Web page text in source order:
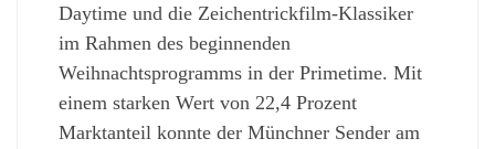
Daytime und die Zeichentrickfilm-Klassiker
im Rahmen des beginnenden
Weihnachtsprogramms in der Primetime. Mit
einem starken Wert von 22,4 Prozent
Marktanteil konnte der Münchner Sender am